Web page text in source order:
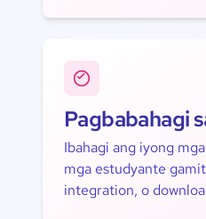
Pagbabahagi
Ibahagi ang iyong
mga estudyante
integration, o